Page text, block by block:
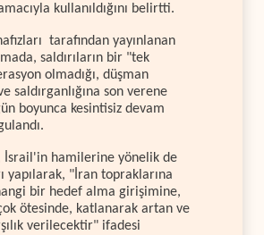
kullanıldığını belirtti.
tarafından yayınlanan
saldırıların bir "tek
olmadığı, düşman
saldırganlığına son verene
boyunca kesintisiz devam
İsrail'in hamilerine yönelik de
yapılarak, "İran topraklarına
bir hedef alma girişimine,
ötesinde, katlanarak artan ve
verilecektir" ifadesi